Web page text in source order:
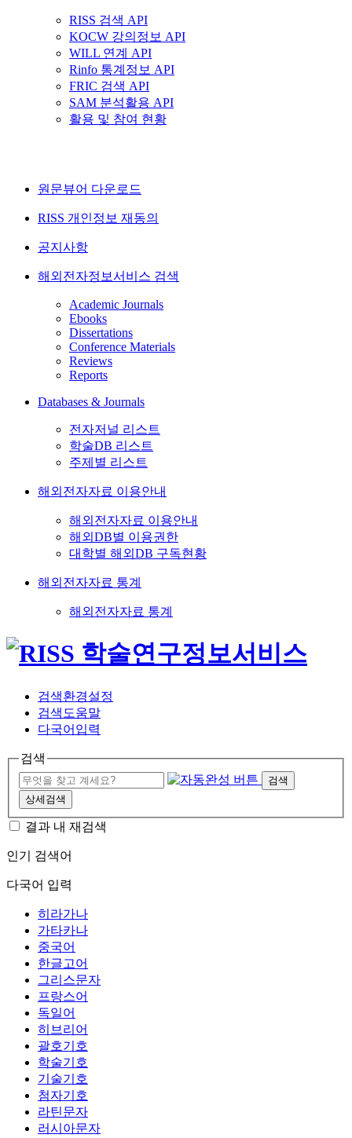
RISS 검색 API
KOCW 강의정보 API
WILL 연계 API
Rinfo 통계정보 API
FRIC 검색 API
SAM 분석활용 API
활용 및 참여 현황
원문뷰어 다운로드
RISS 개인정보 재동의
공지사항
해외전자정보서비스 검색
Academic Journals
Ebooks
Dissertations
Conference Materials
Reviews
Reports
Databases & Journals
전자저널 리스트
학술DB 리스트
주제별 리스트
해외전자자료 이용안내
해외전자자료 이용안내
해외DB별 이용권한
대학별 해외DB 구독현황
해외전자자료 통계
해외전자자료 통계
검색환경설정
검색도움말
다국어입력
검색
검색
상세검색
결과 내 재검색
인기 검색어
다국어 입력
히라가나
가타카나
중국어
한글고어
그리스문자
프랑스어
독일어
히브리어
괄호기호
학술기호
기술기호
첨자기호
라틴문자
러시아문자